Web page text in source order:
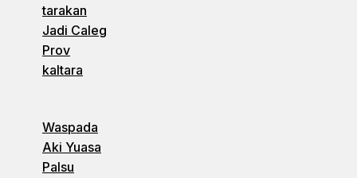
tarakan
Jadi Caleg
Prov
kaltara
Waspada
Aki Yuasa
Palsu